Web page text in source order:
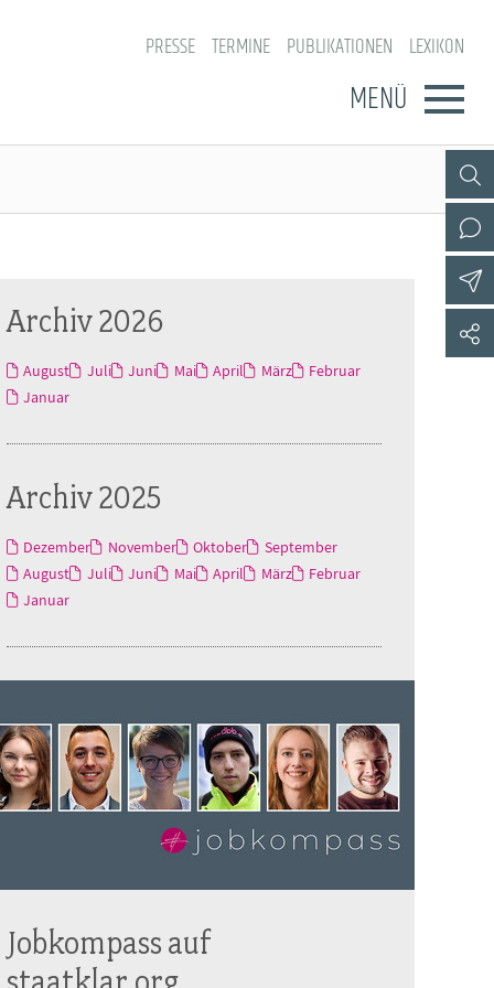
PRESSE TERMINE PUBLIKATIONEN LEXIKON
MENÜ
Archiv 2026
August Juli Juni Mai April März
Februar
Januar
Archiv 2025
Dezember November Oktober
September
August
Juli Juni Mai April März
Februar
Januar
Jobkompass auf